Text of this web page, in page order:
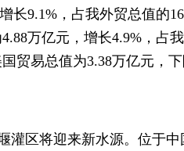
长9.1%，占我外贸总值的
万亿元，增长4.9%，占
贸易总值为3.38万亿元，
灌区将迎来新水源。位于